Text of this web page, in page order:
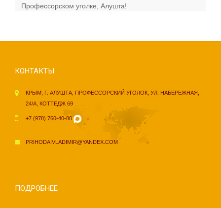
Профессорском уголке, Алушта!
КОНТАКТЫ
КРЫМ, Г. АЛУШТА, ПРОФЕССОРСКИЙ УГОЛОК, УЛ. НАБЕРЕЖНАЯ,
24/А, КОТТЕДЖ 69
+7 (978) 760-40-80
PRIHODAIVLADIMIR@YANDEX.COM
ПОДРОБНЕЕ